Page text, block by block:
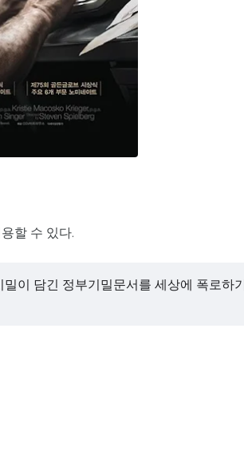
할 수 있다.
이 담긴 정부기밀문서를 세상에 폭로하